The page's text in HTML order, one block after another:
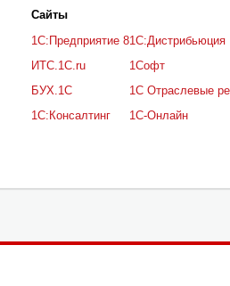
Cайты
1С:Предприятие 8
ИТС.1C.ru
БУХ.1С
1С:Консалтинг
1С:Дистрибьюция
1Софт
1С Отраслевые
1С-Онлайн